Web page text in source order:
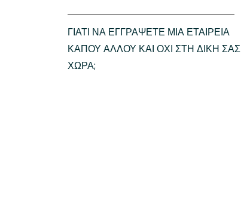
ΓΙΑΤΊ ΝΑ ΕΓΓΡΆΨΕΤΕ ΜΙΑ ΕΤΑΙΡΕΊΑ
ΚΆΠΟΥ ΑΛΛΟΎ ΚΑΙ ΌΧΙ ΣΤΗ ΔΙΚΉ ΣΑΣ
ΧΏΡΑ;